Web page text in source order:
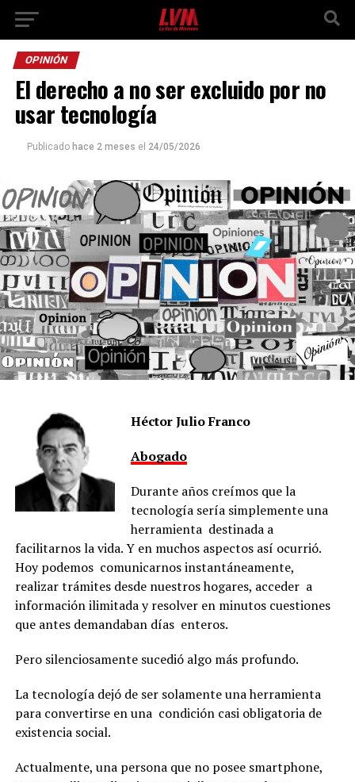
OPINIÓN
El derecho a no ser excluido por no
usar tecnología
Publicado hace 2 meses el 24/05/2026
Héctor Julio Franco
Abogado
Durante años creímos que la
tecnología sería simplemente una
herramienta destinada a
facilitarnos la vida. Y en muchos aspectos así ocurrió.
Hoy podemos comunicarnos instantáneamente,
realizar trámites desde nuestros hogares, acceder a
información ilimitada y resolver en minutos cuestiones
que antes demandaban días enteros.
Pero silenciosamente sucedió algo más profundo.
La tecnología dejó de ser solamente una herramienta
para convertirse en una condición casi obligatoria de
existencia social.
Actualmente, una persona que no posee smartphone,